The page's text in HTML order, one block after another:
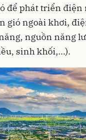
để phát triển điện
gió ngoài khơi,
nguồn năng
sinh khối,…).